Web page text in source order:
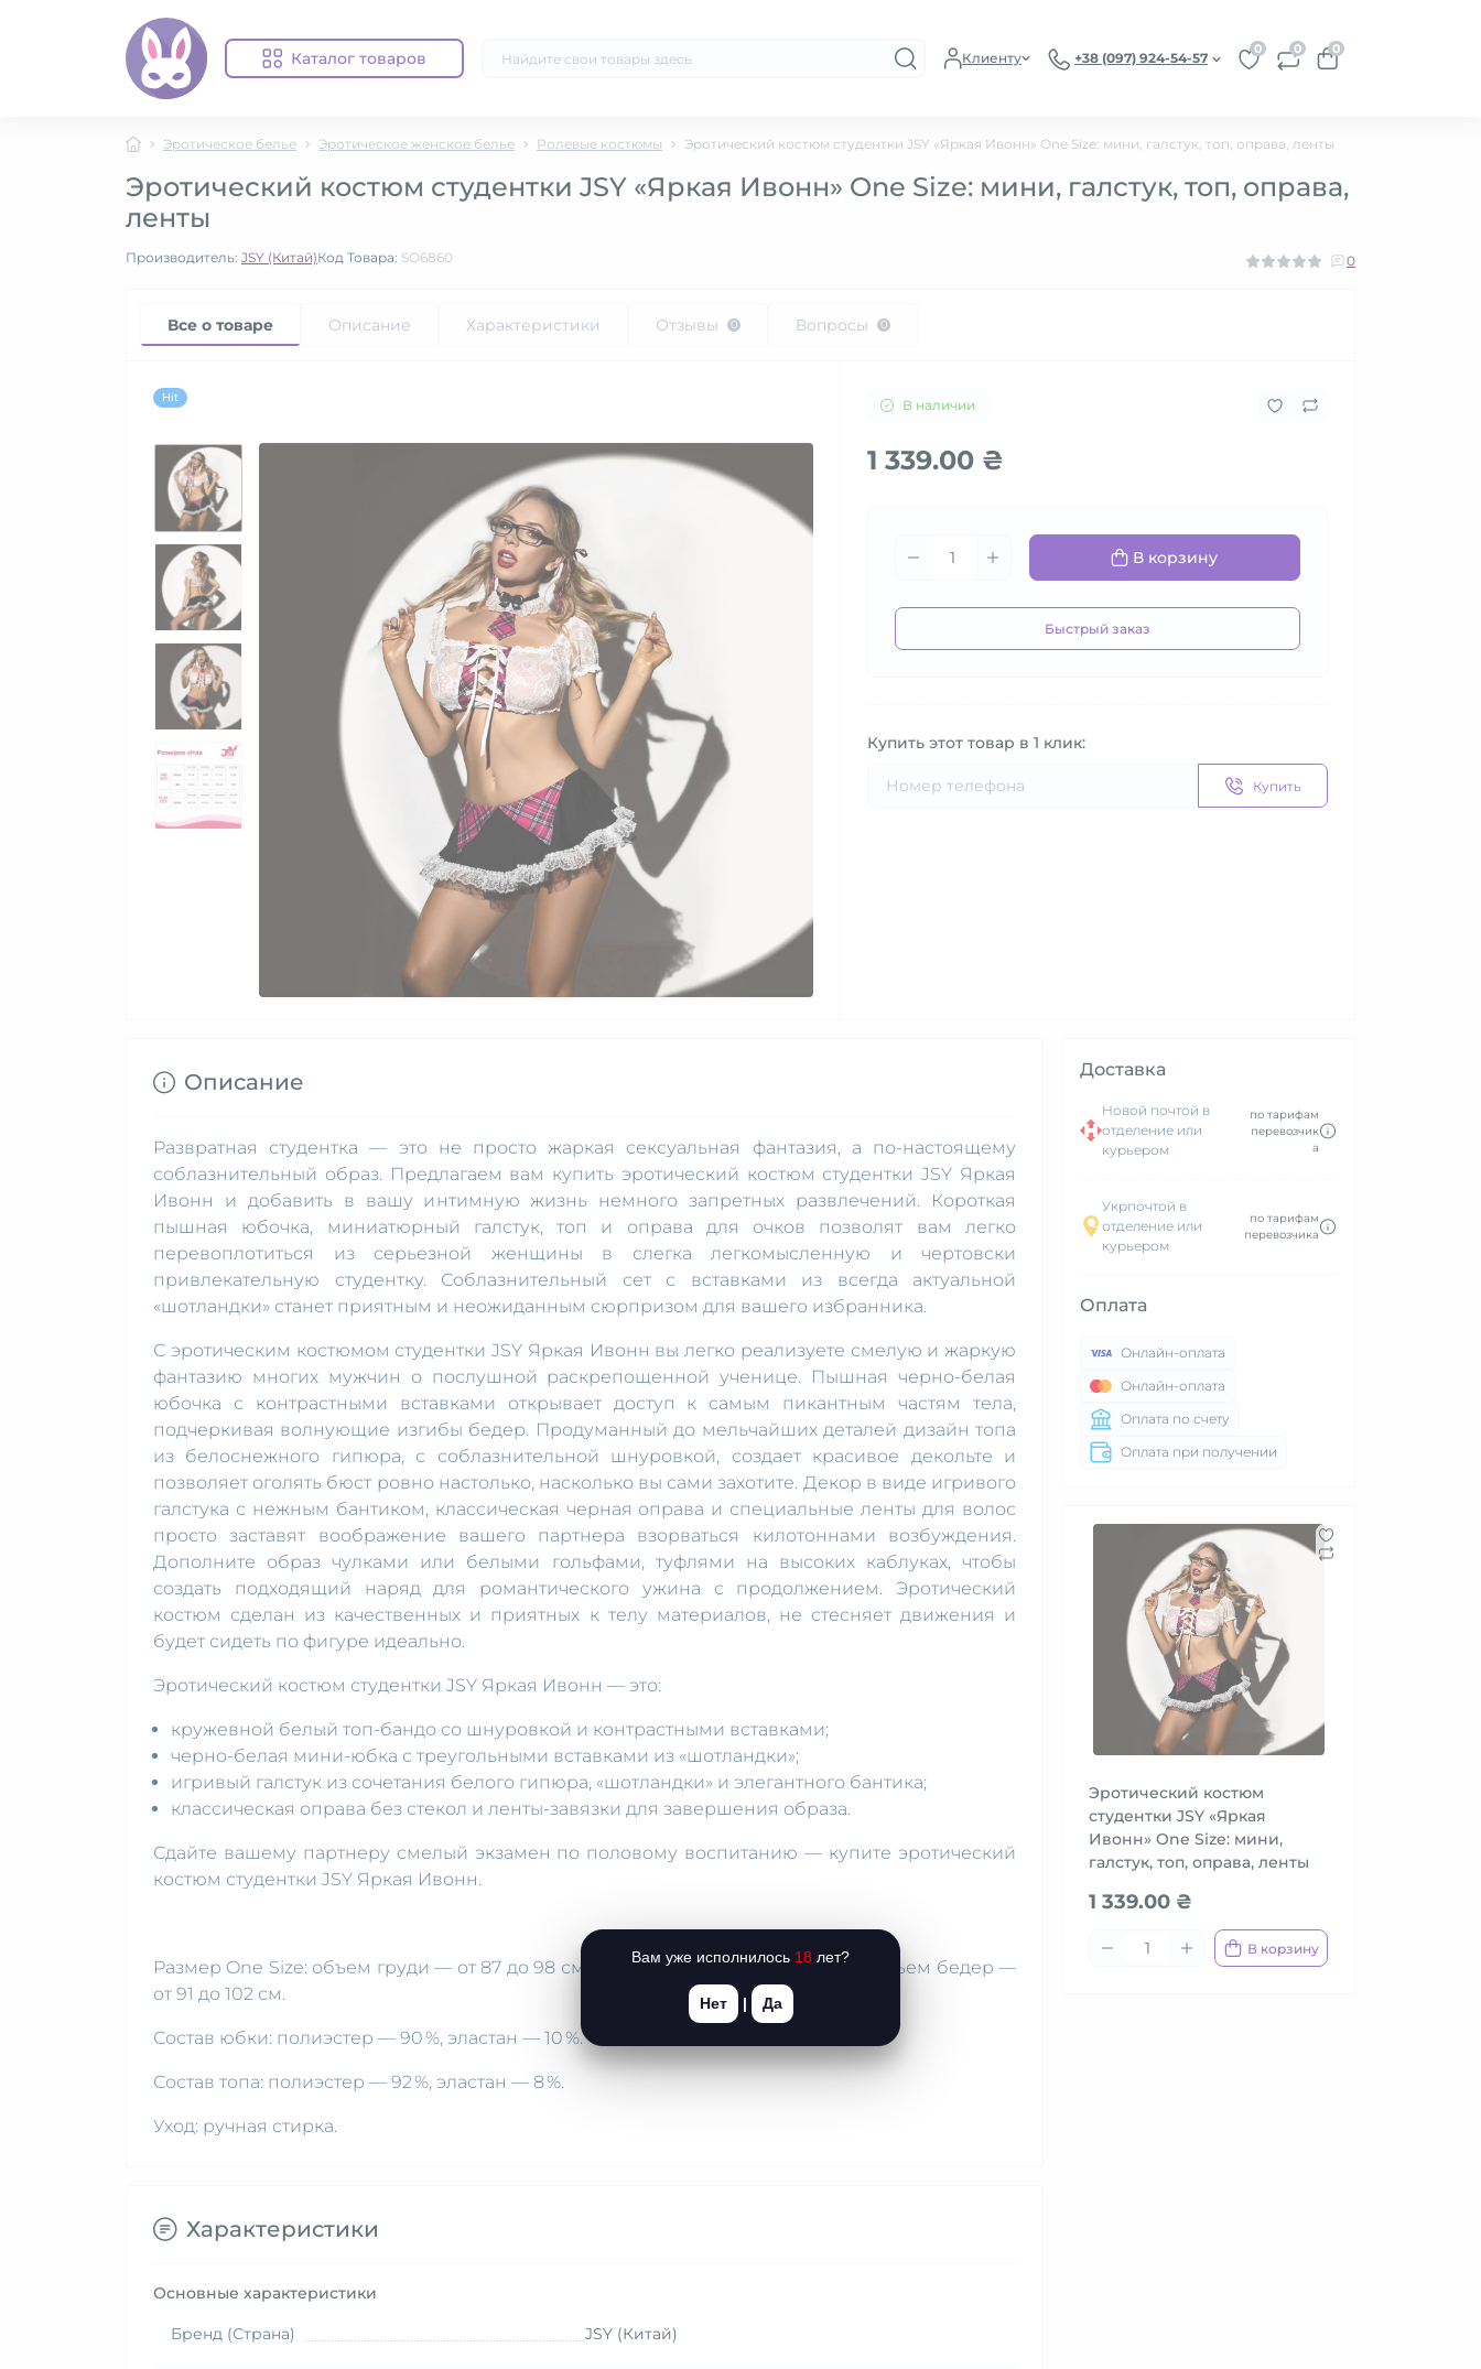
Каталог товаров Клиенту +38 (097) 924-54-57
0 0 0
Эротическое белье Эротическое женское белье Ролевые костюмы Эротический костюм студентки JSY «Яркая Ивонн» One Size: мини, галстук, топ, оправа, ленты
Эротический костюм студентки JSY «Яркая Ивонн» One Size: мини, галстук, топ, оправа,
ленты
Производитель: JSY (Китай)Код Товара: SO6860 0
Все о товаре Описание Характеристики Отзывы 0 Вопросы 0
Hit В наличии
1 339.00 ₴
В корзину
Быстрый заказ
Купить этот товар в 1 клик:
Купить
Доставка
Новой почтой в
отделение или
курьером
по тарифам
перевозчик
а
Укрпочтой в
отделение или
курьером
по тарифам
перевозчика
Оплата
Онлайн-оплата
Онлайн-оплата
Оплата по счету
Оплата при получении
Эротический костюм
студентки JSY «Яркая
Ивонн» One Size: мини,
галстук, топ, оправа, ленты
1 339.00 ₴
В корзину
Описание
Развратная студентка — это не просто жаркая сексуальная фантазия, а по-настоящему
соблазнительный образ. Предлагаем вам купить эротический костюм студентки JSY Яркая
Ивонн и добавить в вашу интимную жизнь немного запретных развлечений. Короткая
пышная юбочка, миниатюрный галстук, топ и оправа для очков позволят вам легко
перевоплотиться из серьезной женщины в слегка легкомысленную и чертовски
привлекательную студентку. Соблазнительный сет с вставками из всегда актуальной
«шотландки» станет приятным и неожиданным сюрпризом для вашего избранника.
С эротическим костюмом студентки JSY Яркая Ивонн вы легко реализуете смелую и жаркую
фантазию многих мужчин о послушной раскрепощенной ученице. Пышная черно-белая
юбочка с контрастными вставками открывает доступ к самым пикантным частям тела,
подчеркивая волнующие изгибы бедер. Продуманный до мельчайших деталей дизайн топа
из белоснежного гипюра, с соблазнительной шнуровкой, создает красивое декольте и
позволяет оголять бюст ровно настолько, насколько вы сами захотите. Декор в виде игривого
галстука с нежным бантиком, классическая черная оправа и специальные ленты для волос
просто заставят воображение вашего партнера взорваться килотоннами возбуждения.
Дополните образ чулками или белыми гольфами, туфлями на высоких каблуках, чтобы
создать подходящий наряд для романтического ужина с продолжением. Эротический
костюм сделан из качественных и приятных к телу материалов, не стесняет движения и
будет сидеть по фигуре идеально.
Эротический костюм студентки JSY Яркая Ивонн — это:
кружевной белый топ-бандо со шнуровкой и контрастными вставками;
черно-белая мини-юбка с треугольными вставками из «шотландки»;
игривый галстук из сочетания белого гипюра, «шотландки» и элегантного бантика;
классическая оправа без стекол и ленты-завязки для завершения образа.
Сдайте вашему партнеру смелый экзамен по половому воспитанию — купите эротический
костюм студентки JSY Яркая Ивонн.
Размер One Size: объем груди — от 87 до 98 см, объем талии — от 74 до 85 см, объем бедер —
от 91 до 102 см.
Состав юбки: полиэстер — 90 %, эластан — 10 %.
Состав топа: полиэстер — 92 %, эластан — 8 %.
Уход: ручная стирка.
Характеристики
Основные характеристики
Бренд (Страна) JSY (Китай)
Вам уже исполнилось 18 лет?
Нет | Да